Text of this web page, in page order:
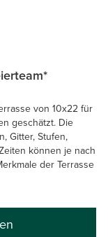
von 10x22 für
geschätzt. Die
Gitter, Stufen,
können je nach
der Terrasse